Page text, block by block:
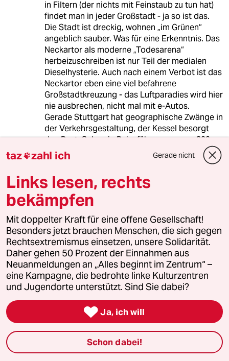
in Filtern (der nichts mit Feinstaub zu tun hat)
findet man in jeder Großstadt - ja so ist das.
Die Stadt ist dreckig, wohnen „im Grünen“
angeblich sauber. Was für eine Erkenntnis. Das
Neckartor als moderne „Todesarena“
herbeizuschreiben ist nur Teil der medialen
Dieselhysterie. Auch nach einem Verbot ist das
Neckartor eben eine viel befahrene
Großstadtkreuzung - das Luftparadies wird hier
nie ausbrechen, nicht mal mit e-Autos.
Gerade Stuttgart hat geographische Zwänge in
der Verkehrsgestaltung, der Kessel besorgt
den Rest. Schon in Reiseführern von vor 200
Jahren hat man sich über die schlechte Luft in
Stuttgart beschwert - wer unbedingt Frischluft
schlechte Wahl getroffen. Aber wirklich
schlechter als in anderen Innenstädten ist sie
nicht, selbst wenn man nur den einen Sensor
an der schlimmsten Ecke für die ganze Stadt
verallgemeinert.
Nikolai Nikitin
20.02.2018,23:31 Uhr
@hup:
Vielen Dank für Ihre realistische
Bewertung der Feinstaub- und
Stickoxidproblematik in modernen
Großstädten. Ja, sehr richtig. Wenn
ich 30 Jahre und länger zurück sehe,
taz zahl ich Gerade nicht
Links lesen, rechts
bekämpfen
Mit doppelter Kraft für eine offene Gesellschaft!
Besonders jetzt brauchen Menschen, die sich gegen
Rechtsextremismus einsetzen, unsere Solidarität.
Daher gehen 50 Prozent der Einnahmen aus
Neuanmeldungen an „Alles beginnt im Zentrum“ –
eine Kampagne, die bedrohte linke Kulturzentren
und Jugendorte unterstützt. Sind Sie dabei?
 Ja, ich will
Schon dabei!